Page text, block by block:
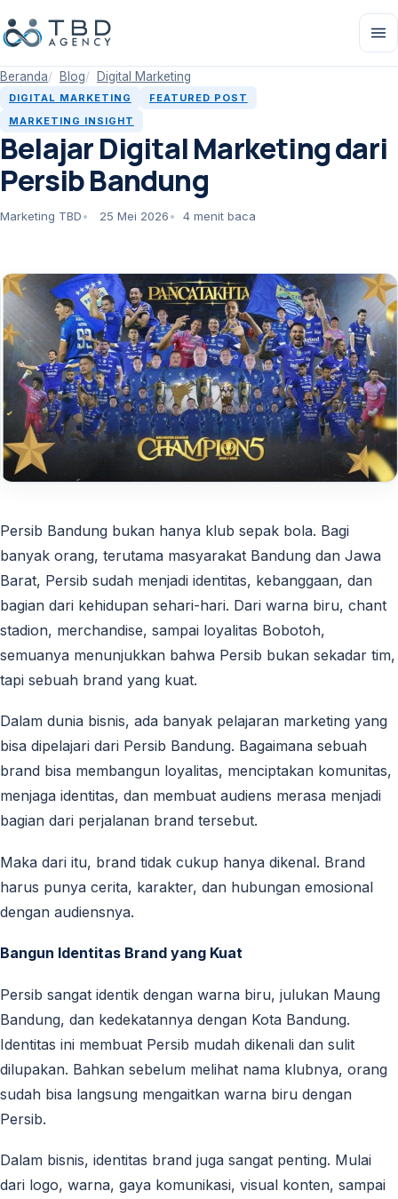
Beranda Blog Digital Marketing
DIGITAL MARKETING
FEATURED POST
MARKETING INSIGHT
Belajar Digital Marketing dari
Persib Bandung
Marketing TBD 25 Mei 2026 4 menit baca
Persib Bandung bukan hanya klub sepak bola. Bagi
banyak orang, terutama masyarakat Bandung dan Jawa
Barat, Persib sudah menjadi identitas, kebanggaan, dan
bagian dari kehidupan sehari-hari. Dari warna biru, chant
stadion, merchandise, sampai loyalitas Bobotoh,
semuanya menunjukkan bahwa Persib bukan sekadar tim,
tapi sebuah brand yang kuat.
Dalam dunia bisnis, ada banyak pelajaran marketing yang
bisa dipelajari dari Persib Bandung. Bagaimana sebuah
brand bisa membangun loyalitas, menciptakan komunitas,
menjaga identitas, dan membuat audiens merasa menjadi
bagian dari perjalanan brand tersebut.
Maka dari itu, brand tidak cukup hanya dikenal. Brand
harus punya cerita, karakter, dan hubungan emosional
dengan audiensnya.
Bangun Identitas Brand yang Kuat
Persib sangat identik dengan warna biru, julukan Maung
Bandung, dan kedekatannya dengan Kota Bandung.
Identitas ini membuat Persib mudah dikenali dan sulit
dilupakan. Bahkan sebelum melihat nama klubnya, orang
sudah bisa langsung mengaitkan warna biru dengan
Persib.
Dalam bisnis, identitas brand juga sangat penting. Mulai
dari logo, warna, gaya komunikasi, visual konten, sampai